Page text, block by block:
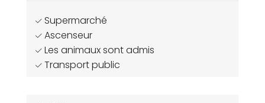
Supermarché
Ascenseur
Les animaux sont admis
Transport public